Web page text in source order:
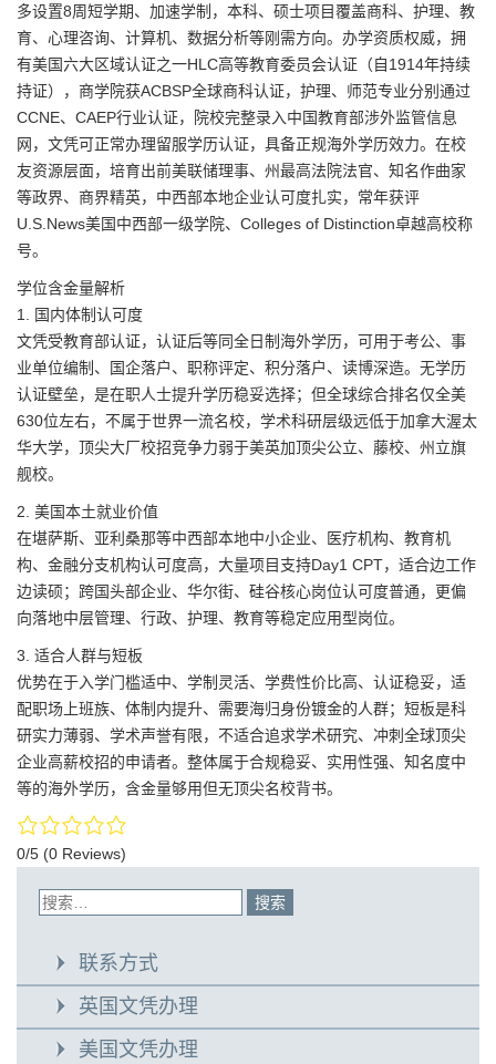
多设置8周短学期、加速学制，本科、硕士项目覆盖商科、护理、教
育、心理咨询、计算机、数据分析等刚需方向。办学资质权威，拥
有美国六大区域认证之一HLC高等教育委员会认证（自1914年持续
持证），商学院获ACBSP全球商科认证，护理、师范专业分别通过
CCNE、CAEP行业认证，院校完整录入中国教育部涉外监管信息
网，文凭可正常办理留服学历认证，具备正规海外学历效力。在校
友资源层面，培育出前美联储理事、州最高法院法官、知名作曲家
等政界、商界精英，中西部本地企业认可度扎实，常年获评
U.S.News美国中西部一级学院、Colleges of Distinction卓越高校称
号。
学位含金量解析
1. 国内体制认可度
文凭受教育部认证，认证后等同全日制海外学历，可用于考公、事
业单位编制、国企落户、职称评定、积分落户、读博深造。无学历
认证壁垒，是在职人士提升学历稳妥选择；但全球综合排名仅全美
630位左右，不属于世界一流名校，学术科研层级远低于加拿大渥太
华大学，顶尖大厂校招竞争力弱于美英加顶尖公立、藤校、州立旗
舰校。
2. 美国本土就业价值
在堪萨斯、亚利桑那等中西部本地中小企业、医疗机构、教育机
构、金融分支机构认可度高，大量项目支持Day1 CPT，适合边工作
边读硕；跨国头部企业、华尔街、硅谷核心岗位认可度普通，更偏
向落地中层管理、行政、护理、教育等稳定应用型岗位。
3. 适合人群与短板
优势在于入学门槛适中、学制灵活、学费性价比高、认证稳妥，适
配职场上班族、体制内提升、需要海归身份镀金的人群；短板是科
研实力薄弱、学术声誉有限，不适合追求学术研究、冲刺全球顶尖
企业高薪校招的申请者。整体属于合规稳妥、实用性强、知名度中
等的海外学历，含金量够用但无顶尖名校背书。
0/5 (0 Reviews)
联系方式
英国文凭办理
美国文凭办理